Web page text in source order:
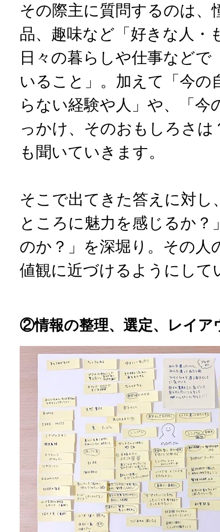
その際主に質問するのは、
品、趣味など「好きな人・
日々の暮らしや仕事などで
いること」。加えて「今の
らない経験や人」や、「今
っかけ、そのおもしろさ
も聞いていきます。
そこで出てきた答えに対し
ところに魅力を感じるか？
のか？」を深堀り。その人
値観に近づけるようにして
②情報の整理、選定、レイア